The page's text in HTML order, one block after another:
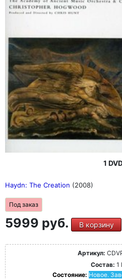
1
Haydn: The Creation (2008)
Под заказ
5999 руб. В корзину
Артикул:
Состав: 1
Состояние: Новое.